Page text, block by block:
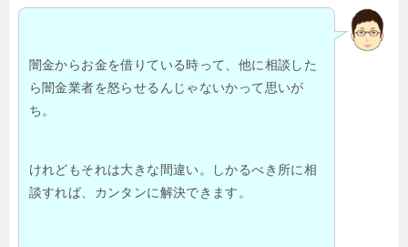
闇金からお金を借りている時って、他に相談した
ら闇金業者を怒らせるんじゃないかって思いが
ち。
けれどもそれは大きな間違い。しかるべき所に相
談すれば、カンタンに解決できます。